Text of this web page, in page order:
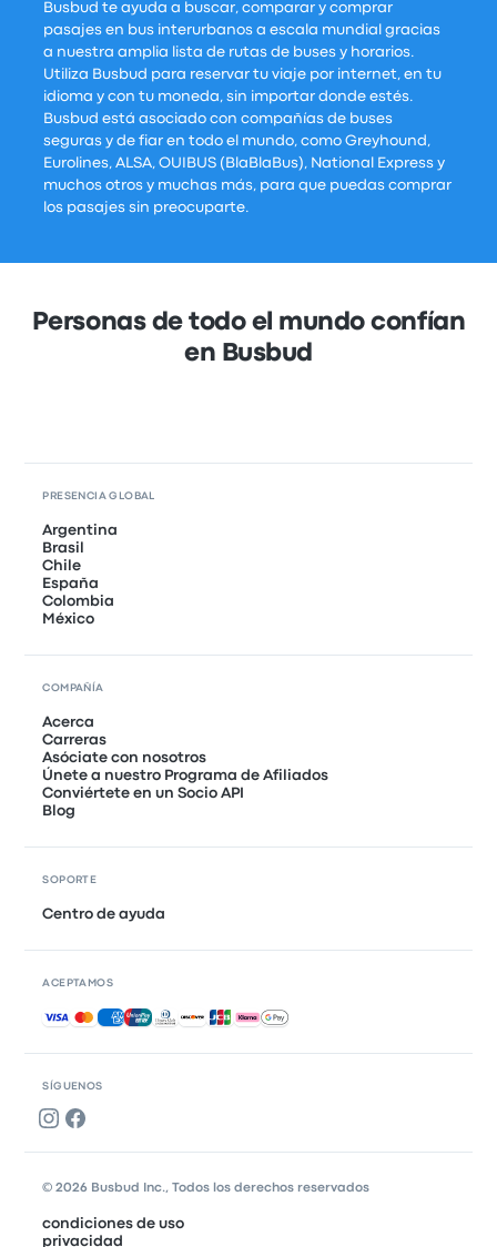
Busbud te ayuda a buscar, comparar y comprar
pasajes en bus interurbanos a escala mundial gracias
a nuestra amplia lista de rutas de buses y horarios.
Utiliza Busbud para reservar tu viaje por internet, en tu
idioma y con tu moneda, sin importar donde estés.
Busbud está asociado con compañías de buses
seguras y de fiar en todo el mundo, como Greyhound,
Eurolines, ALSA, OUIBUS (BlaBlaBus), National Express y
muchos otros y muchas más, para que puedas comprar
los pasajes sin preocuparte.
Personas de todo el mundo confían
en Busbud
SÍGUENOS
PRESENCIA GLOBAL
Argentina
Brasil
Chile
España
Colombia
México
COMPAÑÍA
Acerca
Carreras
Asóciate con nosotros
Únete a nuestro Programa de Afiliados
Conviértete en un Socio API
Blog
SOPORTE
Centro de ayuda
ACEPTAMOS
Pagos aceptados
© 2026 Busbud Inc., Todos los derechos reservados
condiciones de uso
privacidad